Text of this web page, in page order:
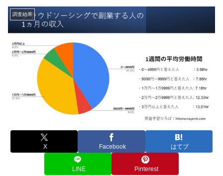
調査結果
X Facebook はてブ
LINE Pinterest